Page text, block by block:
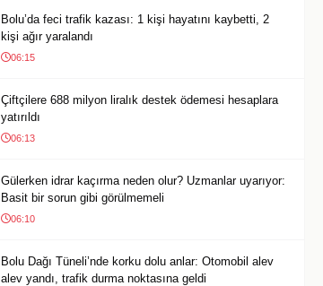
Bolu’da feci trafik kazası: 1 kişi hayatını kaybetti, 2
kişi ağır yaralandı
06:15
Çiftçilere 688 milyon liralık destek ödemesi hesaplara
yatırıldı
06:13
Gülerken idrar kaçırma neden olur? Uzmanlar uyarıyor:
Basit bir sorun gibi görülmemeli
06:10
Bolu Dağı Tüneli’nde korku dolu anlar: Otomobil alev
alev yandı, trafik durma noktasına geldi